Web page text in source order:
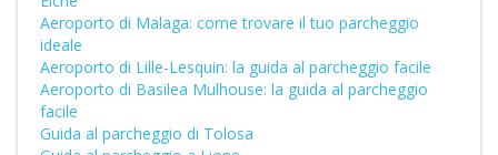
Aeroporto di Malaga: come trovare il tuo parcheggio
ideale
Aeroporto di Lille-Lesquin: la guida al parcheggio facile
Aeroporto di Basilea Mulhouse: la guida al parcheggio
facile
Guida al parcheggio di Tolosa